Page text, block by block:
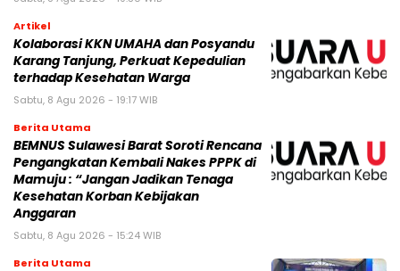
Artikel
Kolaborasi KKN UMAHA dan Posyandu
Karang Tanjung, Perkuat Kepedulian
terhadap Kesehatan Warga
Sabtu, 8 Agu 2026 - 19:17 WIB
Berita Utama
BEMNUS Sulawesi Barat Soroti Rencana
Pengangkatan Kembali Nakes PPPK di
Mamuju : “Jangan Jadikan Tenaga
Kesehatan Korban Kebijakan
Anggaran
Sabtu, 8 Agu 2026 - 15:24 WIB
Berita Utama